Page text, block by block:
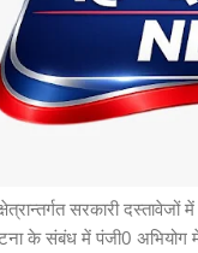
सरकारी
के संबंध में पंजी0 अभियोग